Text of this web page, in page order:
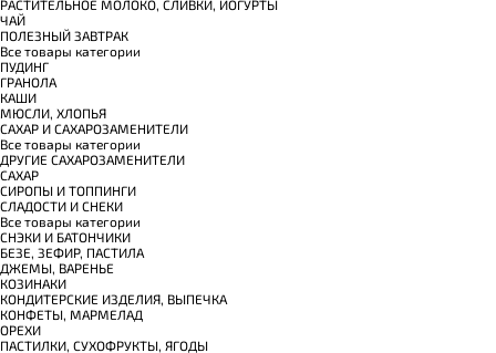
РАСТИТЕЛЬНОЕ МОЛОКО, СЛИВКИ, ЙОГУРТЫ
ЧАЙ
ПОЛЕЗНЫЙ ЗАВТРАК
Все товары категории
ПУДИНГ
ГРАНОЛА
КАШИ
МЮСЛИ, ХЛОПЬЯ
САХАР И САХАРОЗАМЕНИТЕЛИ
Все товары категории
ДРУГИЕ САХАРОЗАМЕНИТЕЛИ
САХАР
СИРОПЫ И ТОППИНГИ
СЛАДОСТИ И СНЕКИ
Все товары категории
СНЭКИ И БАТОНЧИКИ
БЕЗЕ, ЗЕФИР, ПАСТИЛА
ДЖЕМЫ, ВАРЕНЬЕ
КОЗИНАКИ
КОНДИТЕРСКИЕ ИЗДЕЛИЯ, ВЫПЕЧКА
КОНФЕТЫ, МАРМЕЛАД
ОРЕХИ
ПАСТИЛКИ, СУХОФРУКТЫ, ЯГОДЫ